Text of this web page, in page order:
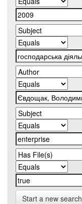
Start a new search